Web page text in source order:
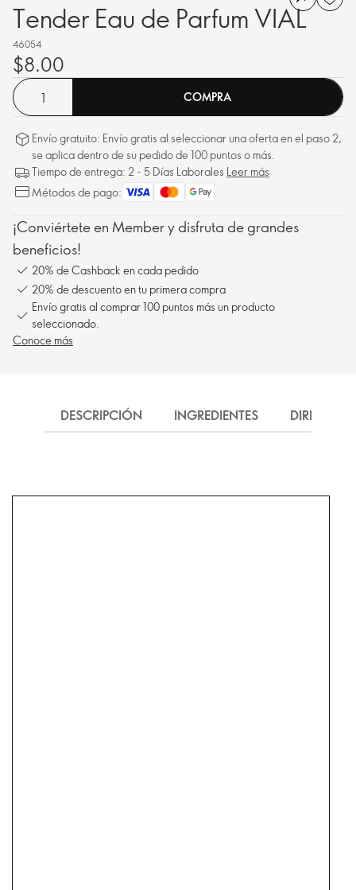
Tender Eau de Parfum VIAL
46054
$8.00
COMPRA
Envío gratuito: Envío gratis al seleccionar una oferta en el paso 2,
se aplica dentro de su pedido de 100 puntos o más.
Tiempo de entrega: 2 - 5 Días Laborales Leer más
Métodos de pago:
¡Conviértete en Member y disfruta de grandes
beneficios!
20% de Cashback en cada pedido
20% de descuento en tu primera compra
Envío gratis al comprar 100 puntos más un producto
seleccionado.
Conoce más
DESCRIPCIÓN INGREDIENTES